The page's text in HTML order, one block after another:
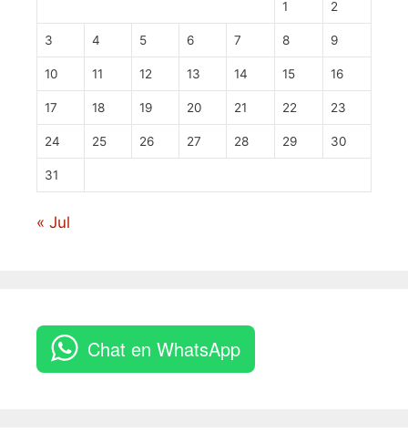
1 2
3 4 5 6 7 8 9
10 11 12 13 14 15 16
17 18 19 20 21 22 23
24 25 26 27 28 29 30
31
« Jul
Chat en WhatsApp